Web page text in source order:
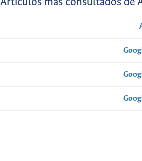
Artículos más consultados de